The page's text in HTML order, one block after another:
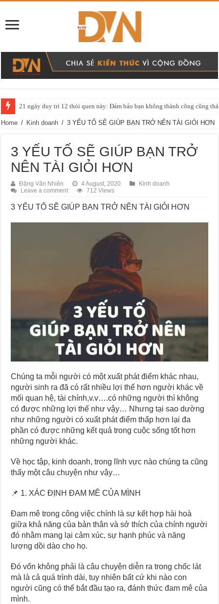
21 ngày duy trì 12 thói quen này: Đảm bảo bạn không thành công cũng
Home / Kinh doanh / 3 YẾU TỐ SẼ GIÚP BẠN TRỞ NÊN TÀI GIỎI HƠN
3 YẾU TỐ SẼ GIÚP BẠN TRỞ
NÊN TÀI GIỎI HƠN
Đặng Văn Nhiên 4 August, 2020
Kinh doanh
Leave a comment
712 Views
3 YẾU TỐ SẼ GIÚP BẠN TRỞ NÊN TÀI GIỎI HƠN
Chúng ta mỗi người có một xuất phát điểm khác nhau,
người sinh ra đã có rất nhiều lợi thế hơn người khác về
mối quan hệ, tài chính,v.v….có những người thì không
có được những lợi thế như vậy… Nhưng tại sao dường
như những người có xuất phát điểm thấp hơn lại đa
phần có được những kết quả trong cuộc sống tốt hơn
những người khác.
Về học tập, kinh doanh, trong lĩnh vực nào chúng ta cũng
thấy một câu chuyện như vậy…
📌 1. XÁC ĐỊNH ĐAM MÊ CỦA MÌNH
Đam mê trong công việc chính là sự kết hợp hài hoà
giữa khả năng của bản thân và sở thích của chính người
đó nhằm mang lại cảm xúc, sự hạnh phúc và năng
lượng dồi dào cho họ.
Đó vốn không phải là câu chuyện diễn ra trong chốc lát
mà là cả quá trình dài, tuy nhiên bất cứ khi nào con
người cũng có thể bắt đầu tạo ra, đánh thức đam mê của
mình.